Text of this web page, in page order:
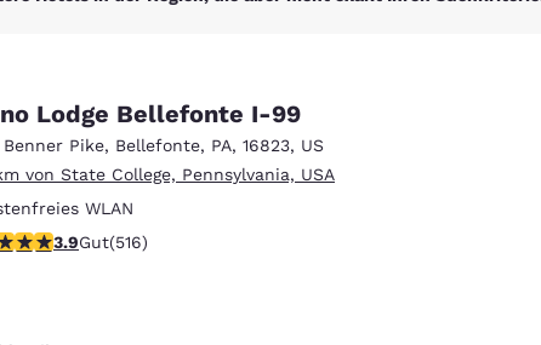
Lodge Bellefonte I-99
Pike, Bellefonte, PA, 16823, US
von State College, Pennsylvania, USA
WLAN
Bewertung. Gut. 516 Bewertungen
3.9Gut(516)